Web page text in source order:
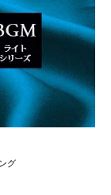
グ